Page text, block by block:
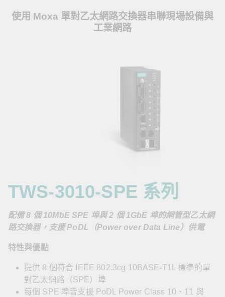
使用 Moxa 單對乙太網路交換器串聯現場設備與
工業網路
TWS-3010-SPE 系列
配備 8 個 10MbE SPE 埠與 2 個 1GbE 埠的網管型乙太網
路交換器，支援 PoDL（Power over Data Line）供電
特性與優點
提供 8 個符合 IEEE 802.3cg 10BASE-T1L 標準的單
對乙太網路（SPE）埠
每個 SPE 埠皆支援 PoDL Power Class 10、11 與